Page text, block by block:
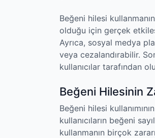
Beğeni hilesi
olduğu için gerçek
Ayrıca, sosyal medya
veya cezalandırabilir.
kullanıcılar tarafından
Beğeni Hilesinin
Beğeni hilesi
kullanıcıların beğeni
kullanmanın birçok